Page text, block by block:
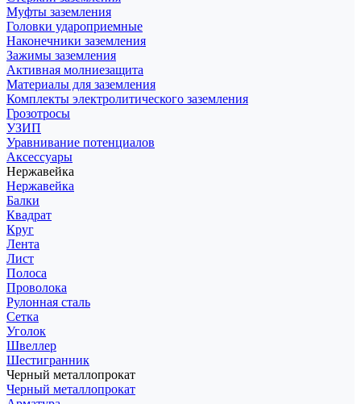
Муфты заземления
Головки удароприемные
Наконечники заземления
Зажимы заземления
Активная молниезащита
Материалы для заземления
Комплекты электролитического заземления
Грозотросы
УЗИП
Уравнивание потенциалов
Аксессуары
Нержавейка
Нержавейка
Балки
Квадрат
Круг
Лента
Лист
Полоса
Проволока
Рулонная сталь
Сетка
Уголок
Швеллер
Шестигранник
Черный металлопрокат
Черный металлопрокат